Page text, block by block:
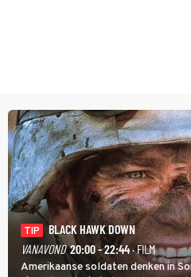
TIP
BLACK HAWK DOWN
VANAVOND 20:00 - 22:44· FILM
Amerikaanse soldaten denken in